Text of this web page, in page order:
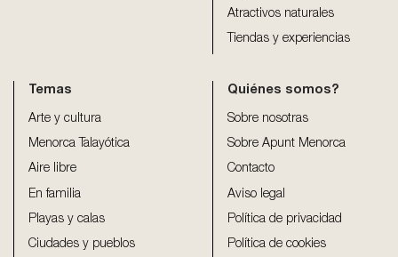
Atractivos naturales
Tiendas y experiencias
Temas
Arte y cultura
Menorca Talayótica
Aire libre
En familia
Playas y calas
Ciudades y pueblos
Quiénes somos?
Sobre nosotras
Sobre Apunt Menorca
Contacto
Aviso legal
Política de privacidad
Política de cookies